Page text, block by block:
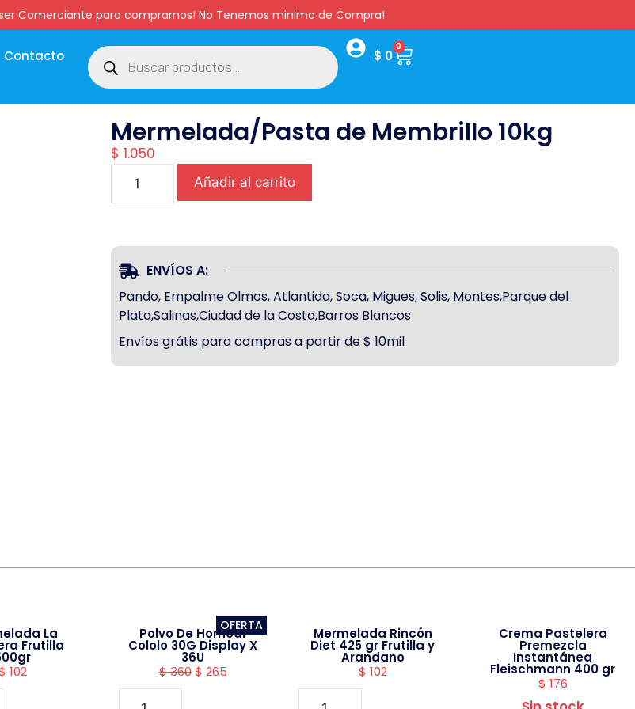
ser Comerciante para comprarnos! No Tenemos minimo de Compra!
Contacto $ 0
0
Mermelada/Pasta de Membrillo 10kg
$ 1.050
Añadir al carrito
ENVÍOS A:
Pando, Empalme Olmos, Atlantida, Soca, Migues, Solis, Montes,Parque del
Plata,Salinas,Ciudad de la Costa,Barros Blancos
Envíos grátis para compras a partir de $ 10mil
La
Frutilla
102
OFERTA
Polvo De Hornear
Cololo 30G Display X
36U
$360 $ 265
Mermelada Rincón
Diet 425 gr Frutilla y
Arandano
$ 102
Crema Pastelera
Premezcla
Instantánea
Fleischmann 400 gr
$ 176